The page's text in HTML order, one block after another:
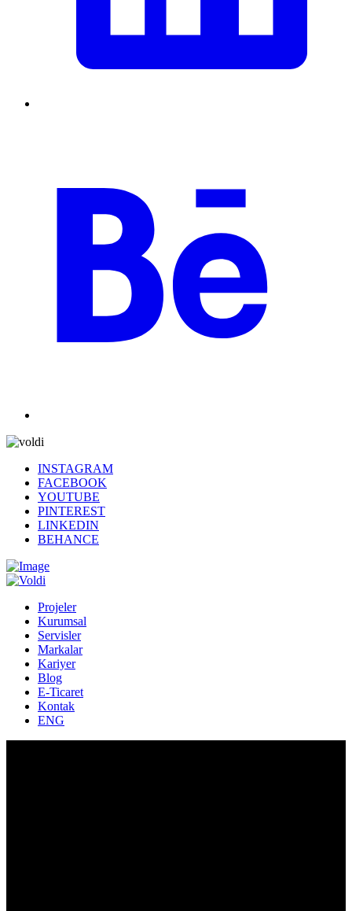
INSTAGRAM
FACEBOOK
YOUTUBE
PINTEREST
LINKEDIN
BEHANCE
Projeler
Kurumsal
Servisler
Markalar
Kariyer
Blog
E-Ticaret
Kontak
ENG